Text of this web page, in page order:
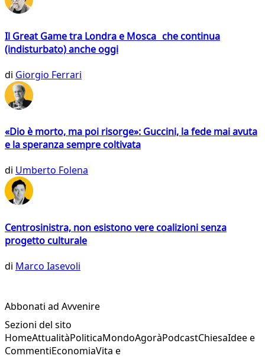
Il Great Game tra Londra e Mosca che continua
(indisturbato) anche oggi
di Giorgio Ferrari
«Dio è morto, ma poi risorge»: Guccini, la fede mai avuta
e la speranza sempre coltivata
di Umberto Folena
Centrosinistra, non esistono vere coalizioni senza
progetto culturale
di Marco Iasevoli
Abbonati ad Avvenire
Sezioni del sito
HomeAttualitàPoliticaMondoAgoràPodcastChiesaIdee e
CommentiEconomiaVita e